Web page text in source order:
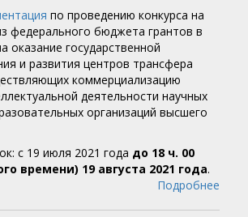
по проведению конкурса на
федерального бюджета грантов в
оказание государственной
и развития центров трансфера
коммерциализацию
деятельности научных
организаций высшего
с 19 июля 2021 года до 18 ч. 00
времени) 19 августа 2021 года.
Подробнее